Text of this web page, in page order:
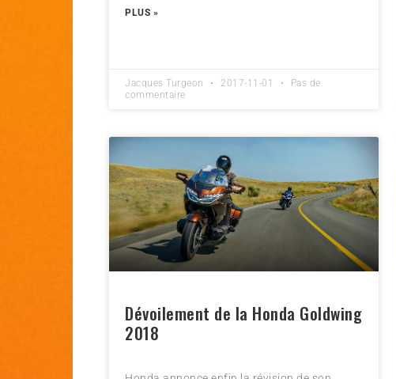
PLUS »
Jacques Turgeon 2017-11-01
Pas de
commentaire
Dévoilement de la Honda Goldwing
2018